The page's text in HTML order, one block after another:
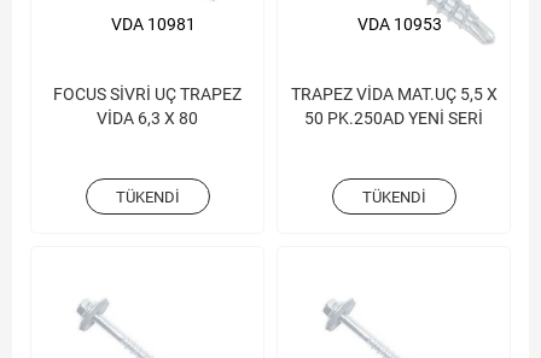
FOCUS SİVRİ UÇ TRAPEZ
VİDA 6,3 X 80
VDA 10981
TÜKENDI
TRAPEZ VİDA MAT.UÇ 5,5 X
50 PK.250AD YENİ SERİ
VDA 10953
TÜKENDI